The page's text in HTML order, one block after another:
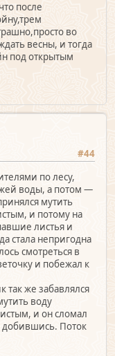
после
во
весны, и тогда
под открытым
#44
по лесу,
воды, а потом —
мутить
и потому на
листья и
стала непригодна
смотреться в
и побежал к
так же забавлялся
воду
и он сломал
добившись. Поток